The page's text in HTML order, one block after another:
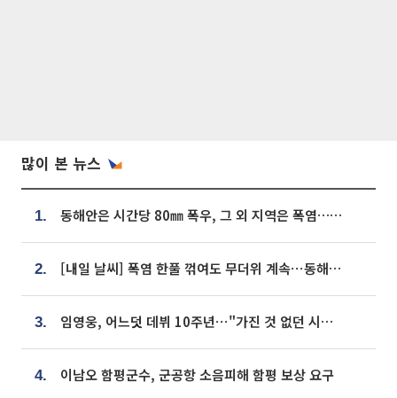
많이 본 뉴스
1. 동해안은 시간당 80㎜ 폭우, 그 외 지역은 폭염…‘극과 극 날씨’
2. [내일 날씨] 폭염 한풀 꺾여도 무더위 계속⋯동해안 이틀 연속 비
3. 임영웅, 어느덧 데뷔 10주년⋯"가진 것 없던 시절, 내 앞엔 20명의 팬뿐"
4. 이남오 함평군수, 군공항 소음피해 함평 보상 요구